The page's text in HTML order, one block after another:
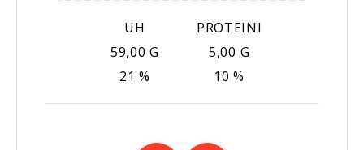
UH
59,00 G
21 %
PROTEINI
5,00 G
10 %